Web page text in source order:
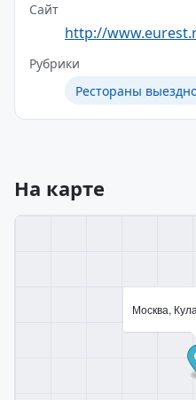
Сайт
http://
Рубрики
Рестораны
На карте
Москва,